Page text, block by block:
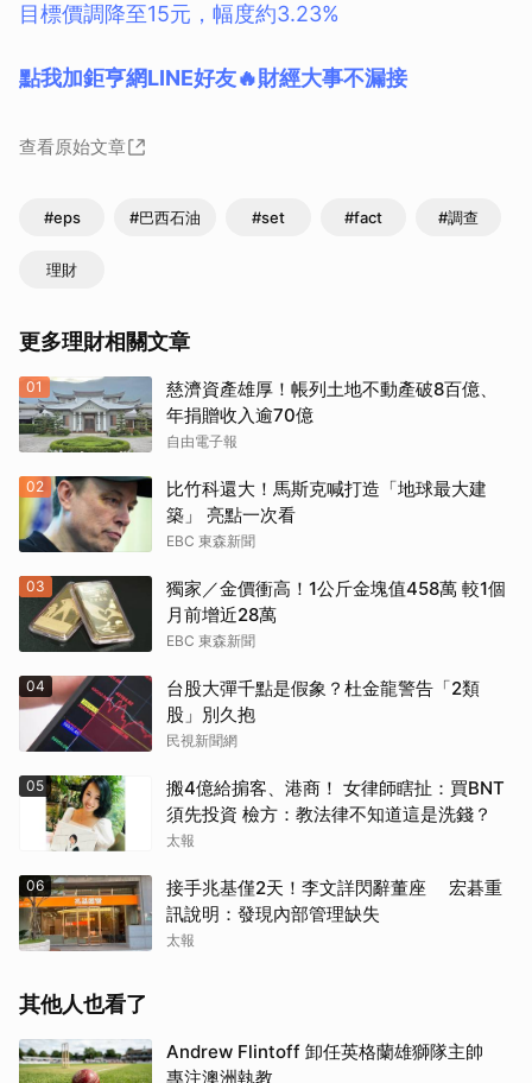
目標價調降至15元，幅度約3.23%
點我加鉅亨網LINE好友🔥財經大事不漏接
查看原始文章
#eps #巴西石油 #set #fact #調查
理財
更多理財相關文章
01
慈濟資產雄厚！帳列土地不動產破8百億、
年捐贈收入逾70億
自由電子報
02
比竹科還大！馬斯克喊打造「地球最大建
築」 亮點一次看
EBC 東森新聞
03
獨家／金價衝高！1公斤金塊值458萬 較1個
月前增近28萬
EBC 東森新聞
04
台股大彈千點是假象？杜金龍警告「2類
股」別久抱
民視新聞網
05
搬4億給掮客、港商！ 女律師瞎扯：買BNT
須先投資 檢方：教法律不知道這是洗錢？
太報
06
接手兆基僅2天！李文詳閃辭董座 宏碁重
訊說明：發現內部管理缺失
太報
其他人也看了
Andrew Flintoff 卸任英格蘭雄獅隊主帥
專注澳洲執教